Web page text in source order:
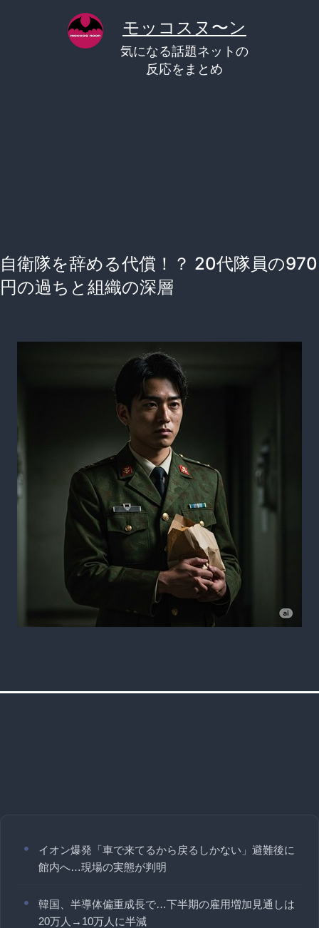
モッコスヌ〜ン
気になる話題ネットの
反応をまとめ
自衛隊を辞める代償！？ 20代隊員の970
円の過ちと組織の深層
イオン爆発「車で来てるから戻るしかない」避難後に
館内へ…現場の実態が判明
韓国、半導体偏重成長で…下半期の雇用増加見通しは
20万人→10万人に半減